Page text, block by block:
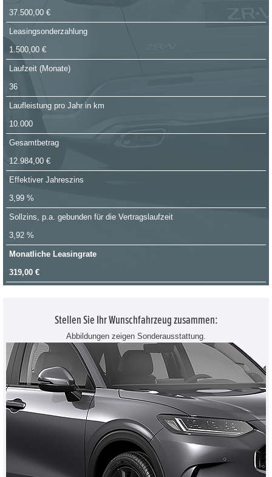
37.500,00 €
Leasingsonderzahlung
1.500,00 €
Laufzeit (Monate)
36
Laufleistung pro Jahr in km
10.000
Gesamtbetrag
12.984,00 €
Effektiver Jahreszins
3,99 %
Sollzins, p.a. gebunden für die Vertragslaufzeit
3,92 %
Monatliche Leasingrate
319,00 €
Stellen Sie Ihr Wunschfahrzeug zusammen:
Abbildungen zeigen Sonderausstattung.